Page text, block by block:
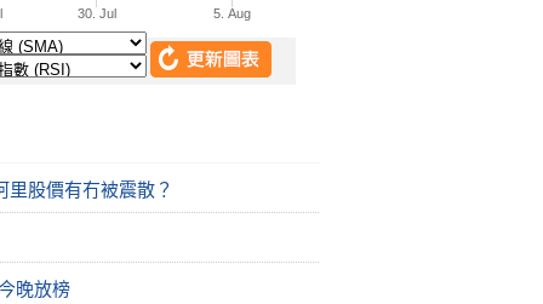
里股價有冇被震散？
晚放榜